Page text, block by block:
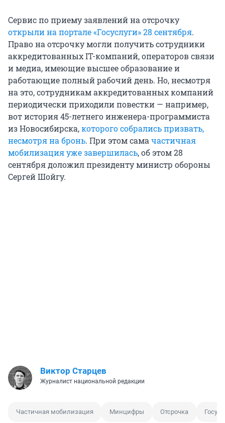
Сервис по приему заявлений на отсрочку
открыли на портале «Госуслуги» 28 сентября.
Право на отсрочку могли получить сотрудники
аккредитованных IT-компаний, операторов связи
и медиа, имеющие высшее образование и
работающие полный рабочий день. Но, несмотря
на это, сотрудникам аккредитованных компаний
периодически приходили повестки — например,
вот история 45-летнего инженера-программиста
из Новосибирска,которого собрались призвать,
несмотря на бронь. При этом самачастичная
мобилизация уже завершилась, об этом 28
сентября доложил президенту министр обороны
Сергей Шойгу.
Виктор Старцев
Журналист национальной редакции
Частичная мобилизация Минцифры Отсрочка